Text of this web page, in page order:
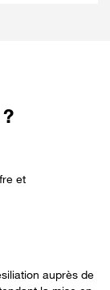
et
auprès de